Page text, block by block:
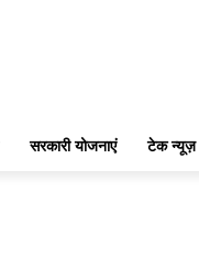
सरकारी योजनाएं टेक न्यूज़